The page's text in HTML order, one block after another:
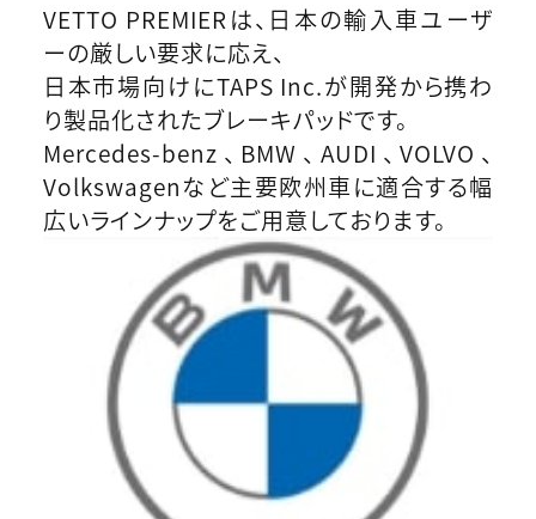
VETTO PREMIERは、日本の輸入車ユーザ
ーの厳しい要求に応え、
日本市場向けにTAPS Inc.が開発から携わ
り製品化されたブレーキパッドです。
Mercedes-benz、BMW、AUDI、VOLVO、
Volkswagenなど主要欧州車に適合する幅
広いラインナップをご用意しております。